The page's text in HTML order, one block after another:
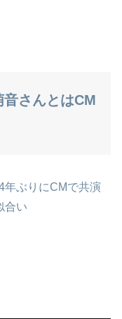
さんとはCM
年ぶりにCMで共演
合い